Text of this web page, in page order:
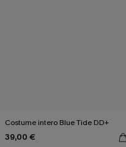
Costume intero Blue Tide DD+
39,00 €